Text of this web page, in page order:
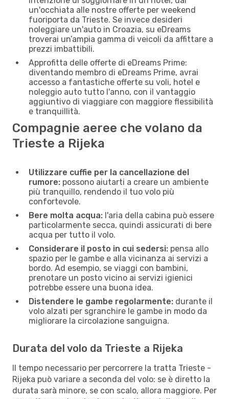
un'occhiata alle nostre offerte per weekend
fuoriporta da Trieste. Se invece desideri
noleggiare un'auto in Croazia, su eDreams
troverai un’ampia gamma di veicoli da affittare a
prezzi imbattibili.
Approfitta delle offerte di eDreams Prime:
diventando membro di eDreams Prime, avrai
accesso a fantastiche offerte su voli, hotel e
noleggio auto tutto l'anno, con il vantaggio
aggiuntivo di viaggiare con maggiore flessibilità
e tranquillità.
Compagnie aeree che volano da
Trieste a Rijeka
Utilizzare cuffie per la cancellazione del
rumore: possono aiutarti a creare un ambiente
più tranquillo, rendendo il tuo volo più
confortevole.
Bere molta acqua: l'aria della cabina può essere
particolarmente secca, quindi assicurati di bere
acqua per tutto il volo.
Considerare il posto in cui sedersi: pensa allo
spazio per le gambe e alla vicinanza ai servizi a
bordo. Ad esempio, se viaggi con bambini,
prenotare un posto vicino ai servizi igienici
potrebbe essere una buona idea.
Distendere le gambe regolarmente: durante il
volo alzati per sgranchire le gambe in modo da
migliorare la circolazione sanguigna.
Durata del volo da Trieste a Rijeka
Il tempo necessario per percorrere la tratta Trieste -
Rijeka può variare a seconda del volo: se è diretto la
durata sarà minore, se con scalo, allora maggiore. Per